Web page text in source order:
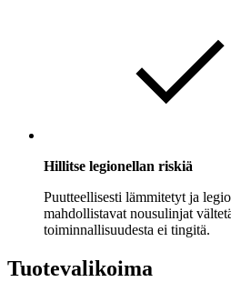
Hillitse legionellan riskiä
Puutteellisesti lämmitetyt ja
mahdollistavat nousulinjat
toiminnallisuudesta ei tingitä.
Tuotevalikoima